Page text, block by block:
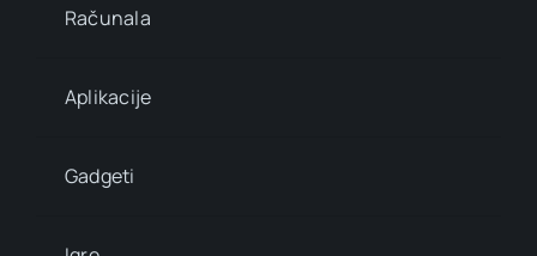
Računala
Aplikacije
Gadgeti